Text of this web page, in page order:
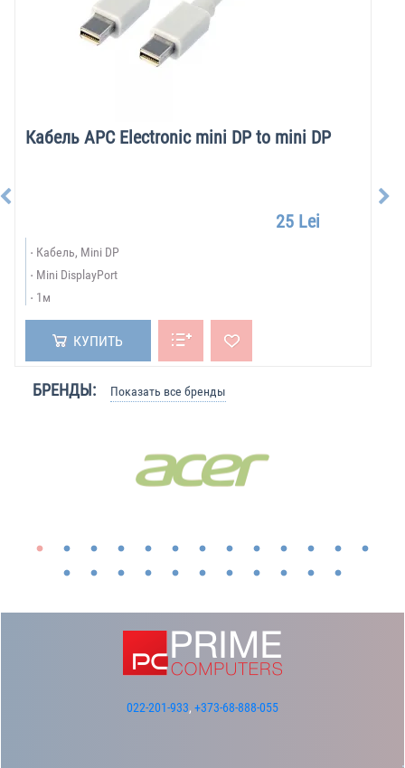
Кабель APC Electronic mini DP to mini DP
25 Lei
Кабель, Mini DP
Mini DisplayPort
1м
КУПИТЬ
БРЕНДЫ: Показать все бренды
022-201-933, +373-68-888-055